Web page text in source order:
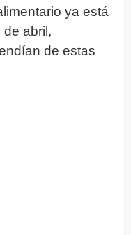
ya está
abril,
de estas